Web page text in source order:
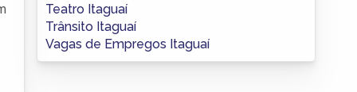
Teatro Itaguaí
Trânsito Itaguaí
Vagas de Empregos Itaguaí